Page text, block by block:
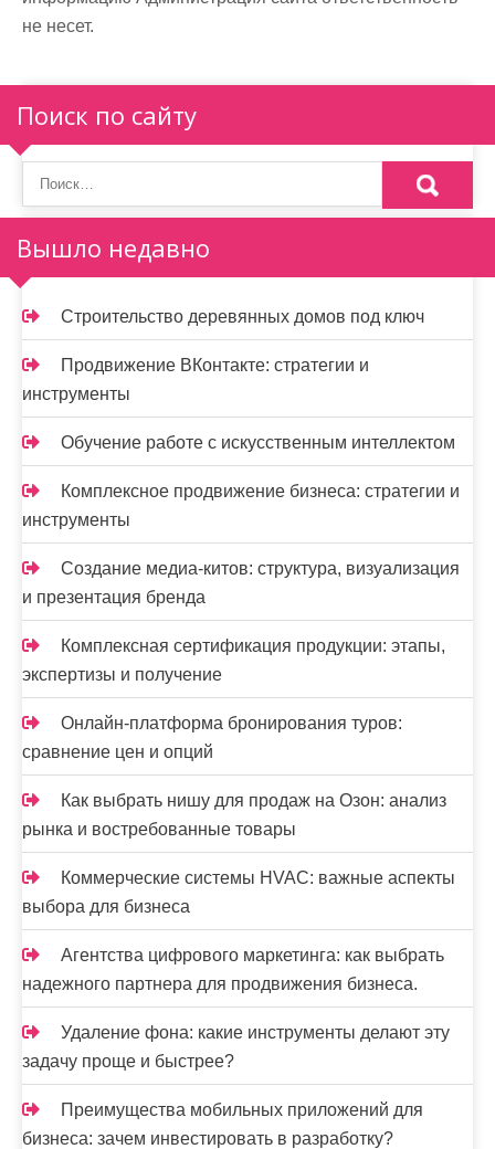
не несет.
Поиск по сайту
Вышло недавно
Строительство деревянных домов под ключ
Продвижение ВКонтакте: стратегии и
инструменты
Обучение работе с искусственным интеллектом
Комплексное продвижение бизнеса: стратегии и
инструменты
Создание медиа-китов: структура, визуализация
и презентация бренда
Комплексная сертификация продукции: этапы,
экспертизы и получение
Онлайн-платформа бронирования туров:
сравнение цен и опций
Как выбрать нишу для продаж на Озон: анализ
рынка и востребованные товары
Коммерческие системы HVAC: важные аспекты
выбора для бизнеса
Агентства цифрового маркетинга: как выбрать
надежного партнера для продвижения бизнеса.
Удаление фона: какие инструменты делают эту
задачу проще и быстрее?
Преимущества мобильных приложений для
бизнеса: зачем инвестировать в разработку?